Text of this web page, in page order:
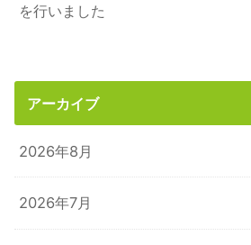
を行いました
アーカイブ
2026年8月
2026年7月